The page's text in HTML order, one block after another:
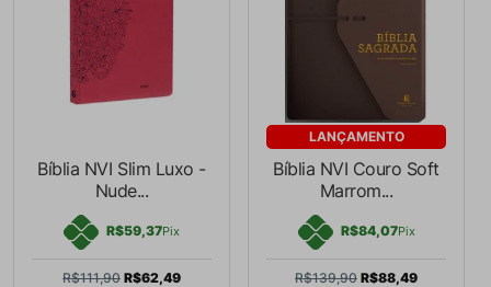
Bíblia NVI Slim Luxo -
Nude...
R$59,37Pix
R$111,90 R$62,49
LANÇAMENTO
Bíblia NVI Couro Soft
Marrom...
R$84,07Pix
R$139,90 R$88,49